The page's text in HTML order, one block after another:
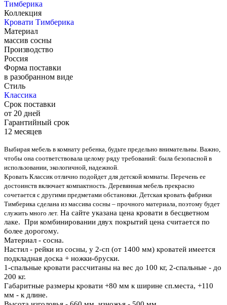
Тимберика
Коллекция
Кровати Тимберика
Материал
массив сосны
Производство
Россия
Форма поставки
в разобранном виде
Стиль
Классика
Срок поставки
от 20 дней
Гарантийный срок
12 месяцев
Выбирая мебель в комнату ребенка, будьте предельно внимательны. Важно,
чтобы она соответствовала целому ряду требований: была безопасной в
использовании, экологичной, надежной.
Кровать Классик отлично подойдет для детской комнаты. Перечень ее
достоинств включает компактность. Деревянная мебель прекрасно
сочетается с другими предметами обстановки. Детская кровать фабрики
Тимберика сделана из массива сосны – прочного материала, поэтому будет
служить много лет. На сайте указана цена кровати в бесцветном
лаке. При комбинировании двух покрытий цена считается по
более дорогому.
Материал - сосна.
Настил - рейки из сосны, у 2-сп (от 1400 мм) кроватей имеется
подкладная доска + ножки-бруски.
1-спальные кровати рассчитаны на вес до 100 кг, 2-спальные - до
200 кг.
Габаритные размеры кровати +80 мм к ширине сп.места, +110
мм - к длине.